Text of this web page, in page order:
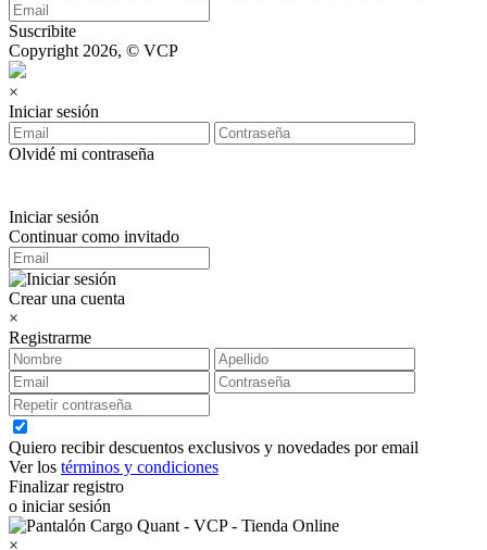
Suscribite
Copyright 2026, © VCP
×
Iniciar sesión
Olvidé mi contraseña
Iniciar sesión
Continuar como invitado
Crear una cuenta
×
Registrarme
Quiero recibir descuentos exclusivos y novedades por email
Ver los términos y condiciones
Finalizar registro
o iniciar sesión
×